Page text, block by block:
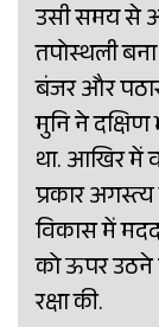
उसी समय से
तपोस्थली
बंजर और
मुनि ने
था. आखिर में
प्रकार
विकास में मदद
को ऊपर
रक्षा की.